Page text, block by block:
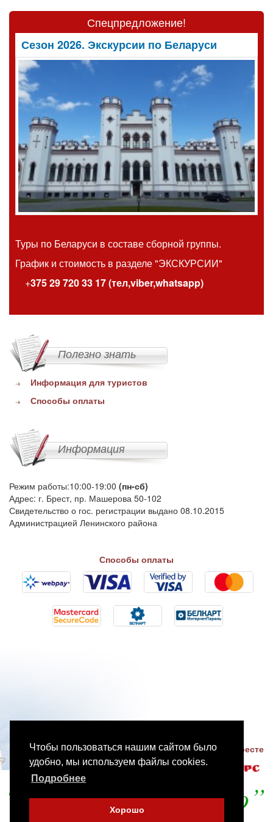
Чтобы пользоваться нашим сайтом было
удобно, мы используем файлы cookies.
Подробнее
Хорошо
Спецпредложение!
Сезон 2026. Экскурсии по Беларуси
Туры по Беларуси в составе сборной группы.
График и стоимость в разделе "ЭКСКУРСИИ"
+375 29 720 33 17 (тел,viber,whatsapp)
Полезно знать
Информация для туристов
Способы оплаты
Информация
Режим работы:10:00-19:00 (пн-сб)
Адрес: г. Брест, пр. Машерова 50-102
Свидетельство о гос. регистрации выдано 08.10.2015
Администрацией Ленинского района
Способы оплаты
Разработка сайтов в Бресте